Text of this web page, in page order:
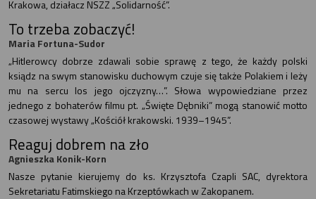
Krakowa, działacz NSZZ „Solidarność”.
To trzeba zobaczyć!
Maria Fortuna-Sudor
„Hitlerowcy dobrze zdawali sobie sprawę z tego, że każdy polski
ksiądz na swym stanowisku duchowym czuje się także Polakiem i leży
mu na sercu los jego ojczyzny…”. Słowa wypowiedziane przez
jednego z bohaterów filmu pt. „Święte Dębniki” mogą stanowić motto
czasowej wystawy „Kościół krakowski. 1939–1945”.
Reaguj dobrem na zło
Agnieszka Konik-Korn
Nasze pytanie kierujemy do ks. Krzysztofa Czapli SAC, dyrektora
Sekretariatu Fatimskiego na Krzeptówkach w Zakopanem.